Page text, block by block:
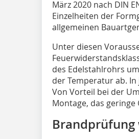
März 2020 nach DIN
Einzelheiten der
allgemeinen
Unter diesen
des Edelstahlrohrs
der Temperatur ab.
Von Vorteil bei der
Montage, das geringe